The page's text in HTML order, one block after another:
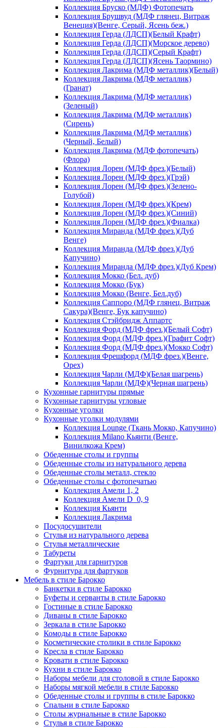
Коллекция Бруско (МДФ) Фотопечать
Коллекция Брушвуд (МДФ глянец, Витраж
Венеция)(Венге, Серый, Ясень беж.)
Коллекция Герда (ЛДСП)(Белый Крафт)
Коллекция Герда (ЛДСП)(Морское дерево)
Коллекция Герда (ЛДСП)(Серый Крафт)
Коллекция Герда (ЛДСП)(Ясень Таормино)
Коллекция Лакрима (МДФ металлик)(Белый)
Коллекция Лакрима (МДФ металлик)
(Гранат)
Коллекция Лакрима (МДФ металлик)
(Зеленый)
Коллекция Лакрима (МДФ металлик)
(Сирень)
Коллекция Лакрима (МДФ металлик)
(Черный, Белый)
Коллекция Лакрима (МДФ фотопечать)
(Флора)
Коллекция Лорен (МДФ фрез.)(Белый)
Коллекция Лорен (МДФ фрез.)(Грэй)
Коллекция Лорен (МДФ фрез.)(Зелено-
Голубой)
Коллекция Лорен (МДФ фрез.)(Крем)
Коллекция Лорен (МДФ фрез.)(Синий)
Коллекция Лорен (МДФ фрез.)(Фиалка)
Коллекция Миранда (МДФ фрез.)(Дуб
Венге)
Коллекция Миранда (МДФ фрез.)(Дуб
Капучино)
Коллекция Миранда (МДФ фрез.)(Дуб Крем)
Коллекция Мокко (Бел. дуб)
Коллекция Мокко (Бук)
Коллекция Мокко (Венге, Бел.дуб)
Коллекция Саппоро (МДФ глянец, Витраж
Сакура)(Венге, Бук капучино)
Коллекция Стэйбридж Аппартс
Коллекция Форд (МДФ фрез.)(Белый Софт)
Коллекция Форд (МДФ фрез.)(Графит Софт)
Коллекция Форд (МДФ фрез.)(Мокко Софт)
Коллекция Фрешфорд (МДФ фрез.)(Венге,
Орех)
Коллекция Чарли (МДФ)(Белая шагрень)
Коллекция Чарли (МДФ)(Черная шагрень)
Кухонные гарнитуры прямые
Кухонные гарнитуры угловые
Кухонные уголки
Кухонные уголки модулями
Коллекция Lounge (Ткань Мокко, Капучино)
Коллекция Milano Кьянти (Венге,
Винилкожа Крем)
Обеденные столы и группы
Обеденные столы из натурального дерева
Обеденные столы металл, стекло
Обеденные столы с фотопечатью
Коллекция Амели 1, 2
Коллекция Амели D_0, 9
Коллекция Кьянти
Коллекция Лакрима
Посудосушители
Стулья из натурального дерева
Стулья металлические
Табуреты
Фартуки для гарнитуров
Фурнитура для фартуков
Мебель в стиле Барокко
Банкетки в стиле Барокко
Буфеты и серванты в стиле Барокко
Гостиные в стиле Барокко
Диваны в стиле Барокко
Зеркала в стиле Барокко
Комоды в стиле Барокко
Косметические столики в стиле Барокко
Кресла в стиле Барокко
Кровати в стиле Барокко
Кухни в стиле Барокко
Наборы мебели для столовой в стиле Барокко
Наборы мягкой мебели в стиле Барокко
Обеденные столы и группы в стиле Барокко
Спальни в стиле Барокко
Столы журнальные в стиле Барокко
Стулья в стиле Барокко